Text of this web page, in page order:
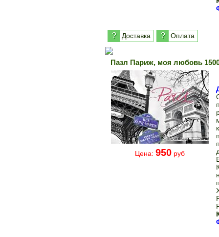
? Доставка ? Оплата
Пазл Париж, моя любовь
Цена: 950 руб